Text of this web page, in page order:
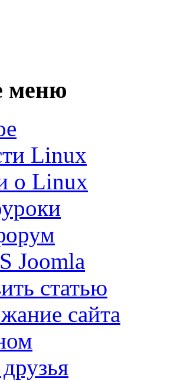
меню
Linux
о Linux
Joomla
статью
сайта